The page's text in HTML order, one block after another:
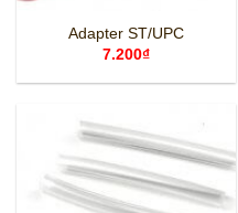
Adapter ST/UPC
7.200₫